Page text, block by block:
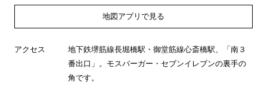
地図アプリで見る
アクセス
地下鉄堺筋線長堀橋駅・御堂筋線心斎橋駅、「南３
番出口」。モスバーガー・セブンイレブンの裏手の
角です。